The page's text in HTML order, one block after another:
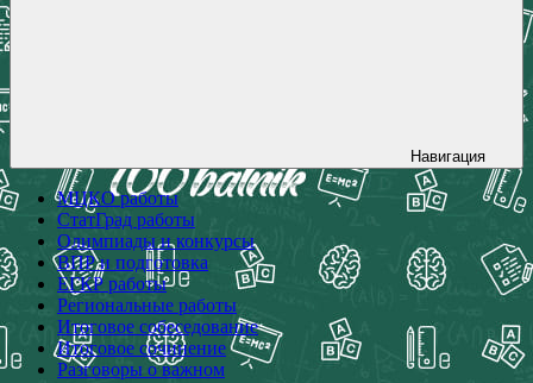
Навигация
МЦКО работы
СтатГрад работы
Олимпиады и конкурсы
ВПР и подготовка
ЕГКР работы
Региональные работы
Итоговое собеседование
Итоговое сочинение
Разговоры о важном